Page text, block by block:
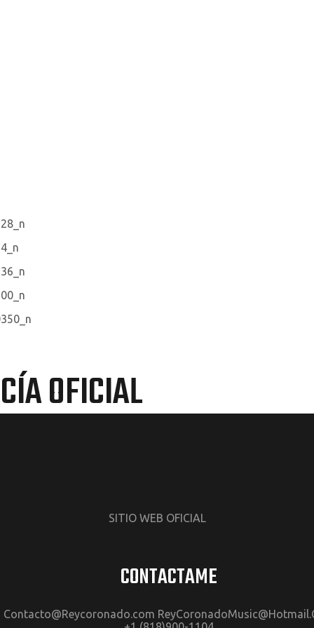
OFICIAL
SITIO WEB OFICIAL
CONTACTAME
Contacto@Reycoronado.com